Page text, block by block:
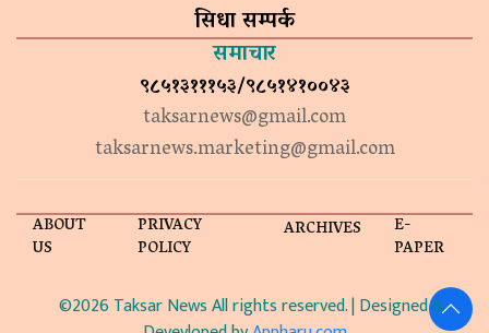
सिधा सम्पर्क
समाचार
९८५१३१११५३/९८५१४१००४३
taksarnews@gmail.com
taksarnews.marketing@gmail.com
ABOUT
US
PRIVACY
POLICY
ARCHIVES E-
PAPER
©2026 Taksar News All rights reserved. | Designed &